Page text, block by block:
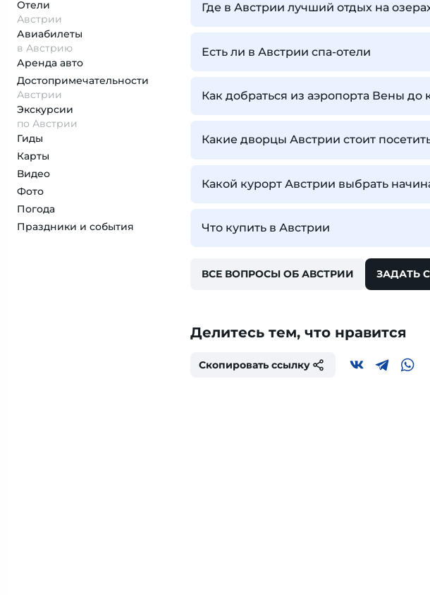
Отели
Австрии
Авиабилеты
в Австрию
Аренда авто
Достопримеча­тельности
Австрии
Экскурсии
по Австрии
Гиды
Карты
Видео
Фото
Погода
Праздники и события
Где в Австрии лучший отдых на
Есть ли в Австрии спа-отели
Как добраться из аэропорта Вены до
Какие дворцы Австрии стоит
Какой курорт Австрии выбрать
Что купить в Австрии
ВСЕ ВОПРОСЫ ОБ АВСТРИИ ЗАДАТЬ
Делитесь тем, что нравится
Скопировать ссылку